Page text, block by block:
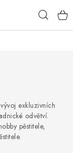
exkluzivních
odvětví.
pěstitele,